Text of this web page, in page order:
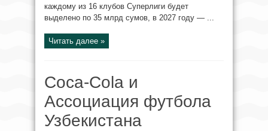
каждому из 16 клубов Суперлиги будет
выделено по 35 млрд сумов, в 2027 году — ...
Читать далее »
Coca-Cola и
Ассоциация футбола
Узбекистана